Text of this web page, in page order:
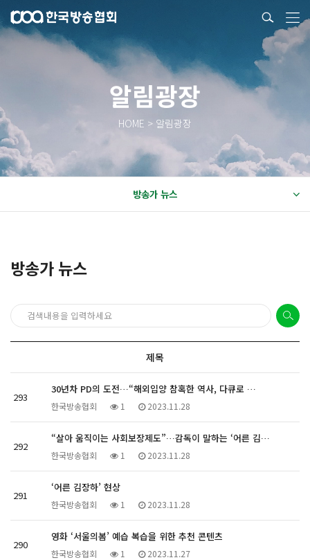
알림광장
HOME > 알림광장
방송가 뉴스
방송가 뉴스
제목
293
30년차 PD의 도전…“해외입양 참혹한 역사, 다큐로 …
한국방송협회 1 2023.11.28
292
“살아 움직이는 사회보장제도”…감독이 말하는 ‘어른 김…
한국방송협회 1 2023.11.28
291
‘어른 김장하’ 현상
한국방송협회 1 2023.11.28
290
영화 ‘서울의봄’ 예습 복습을 위한 추천 콘텐츠
한국방송협회 1 2023.11.27